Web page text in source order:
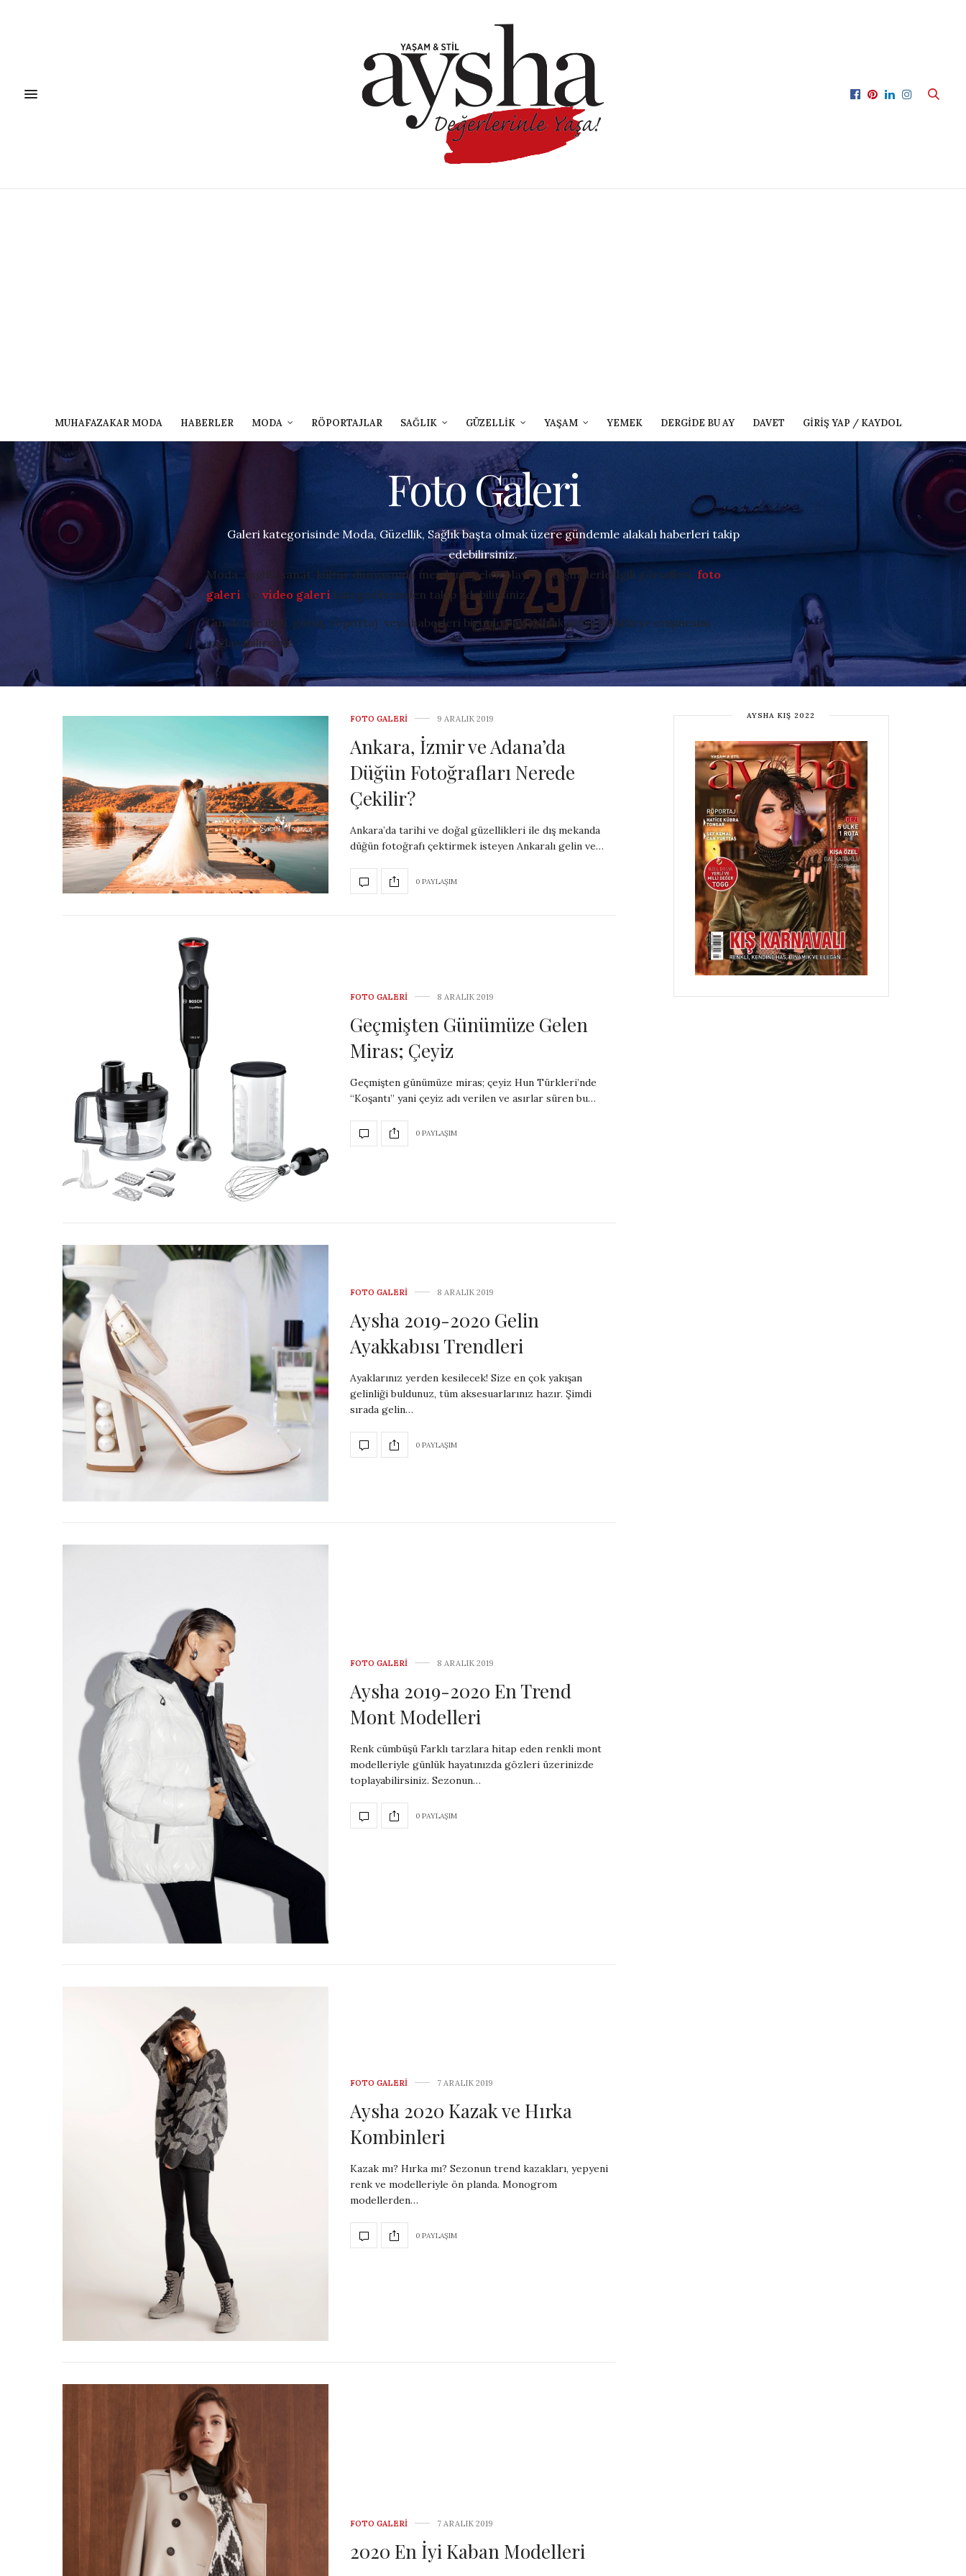
MUHAFAZAKAR MODA HABERLER MODA RÖPORTAJLAR SAĞLIK GÜZELLİK YAŞAM YEMEK DERGIDE BU AY DAVET GIRIŞ YAP / KAYDOL
Foto Galeri
Galeri kategorisinde Moda, Güzellik, Sağlık başta olmak üzere gündemle alakalı haberleri takip
edebilirsiniz.
Moda, sağlık, sanat, kültür dünyasında meydana gelen olay ve gelişmelerle ilgili görselleri, foto
galeri, ve video galeri kategorilerinden takip edebilirsiniz.
Gündemle ilgili, görüş, röportaj veya haberleri bizimle paylaşarak geniş bir kitleye erişmesini
sağlayabilirsiniz.
FOTO GALERI 9 ARALIK 2019
Ankara, İzmir ve Adana’da
Düğün Fotoğrafları Nerede
Çekilir?
Ankara’da tarihi ve doğal güzellikleri ile dış mekanda
düğün fotoğrafı çektirmek isteyen Ankaralı gelin ve…
0 PAYLAŞIM
FOTO GALERI 8 ARALIK 2019
Geçmişten Günümüze Gelen
Miras; Çeyiz
Geçmişten günümüze miras; çeyiz Hun Türkleri’nde
“Koşantı” yani çeyiz adı verilen ve asırlar süren bu…
0 PAYLAŞIM
FOTO GALERI 8 ARALIK 2019
Aysha 2019-2020 Gelin
Ayakkabısı Trendleri
Ayaklarınız yerden kesilecek! Size en çok yakışan
gelinliği buldunuz, tüm aksesuarlarınız hazır. Şimdi
sırada gelin…
0 PAYLAŞIM
FOTO GALERI 8 ARALIK 2019
Aysha 2019-2020 En Trend
Mont Modelleri
Renk cümbüşü Farklı tarzlara hitap eden renkli mont
modelleriyle günlük hayatınızda gözleri üzerinizde
toplayabilirsiniz. Sezonun…
0 PAYLAŞIM
FOTO GALERI 7 ARALIK 2019
Aysha 2020 Kazak ve Hırka
Kombinleri
Kazak mı? Hırka mı? Sezonun trend kazakları, yepyeni
renk ve modelleriyle ön planda. Monogrom
modellerden…
0 PAYLAŞIM
FOTO GALERI 7 ARALIK 2019
2020 En İyi Kaban Modelleri
AYSHA KIŞ 2022